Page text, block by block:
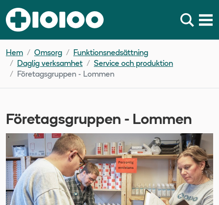
Hem Omsorg
Funktionsnedsättning
Daglig verksamhet
Service och produktion
Företagsgruppen - Lommen
Företagsgruppen - Lommen